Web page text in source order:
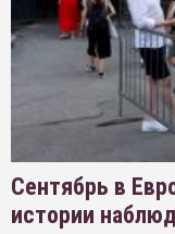
Сентябрь в
истории